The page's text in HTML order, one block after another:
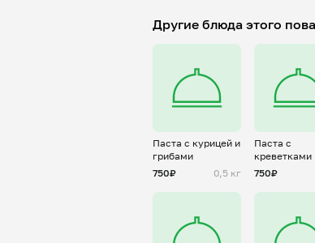
Другие блюда этого
Паста с курицей и
грибами
750₽
0,5 кг
Паста с
креветками
750₽